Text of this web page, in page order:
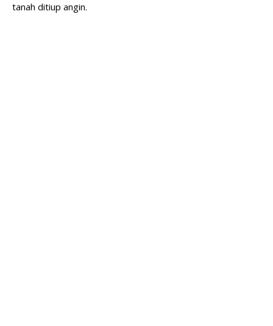
tanah ditiup angin.